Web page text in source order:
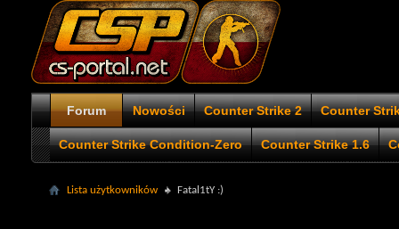
Forum Nowości Counter Strike 2 Counter
Counter Strike Condition-Zero Counter Strike 1.6
Lista użytkowników Fatal1tY :)